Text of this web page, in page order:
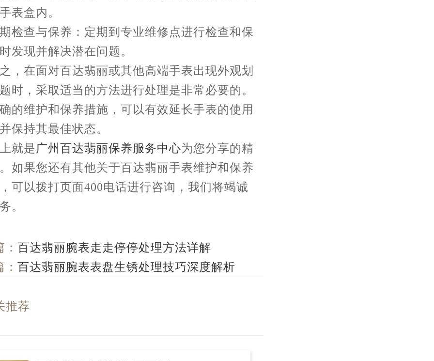
表盒内。
与保养：定期到专业维修点进行检查和保
发现并解决潜在问题。
面对百达翡丽或其他高端手表出现外观划
时，采取适当的方法进行处理是非常必要的。
的维护和保养措施，可以有效延长手表的使用
保持其最佳状态。
是 广州百达翡丽保养服务中心为您分享的精
如果您还有其他关于百达翡丽手表维护和保养
可以拨打页面400电话进行咨询，我们将竭诚
。
百达翡丽腕表走走停停处理方法详解
百达翡丽腕表表盘生锈处理技巧深度解析
推荐